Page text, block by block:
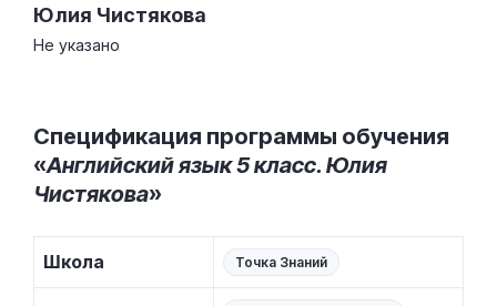
Юлия Чистякова
Не указано
Спецификация программы обучения
«Английский язык 5 класс. Юлия
Чистякова»
Школа Точка Знаний